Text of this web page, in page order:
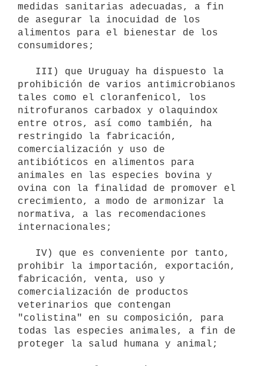
medidas sanitarias adecuadas, a fin
de asegurar la inocuidad de los
alimentos para el bienestar de los
consumidores;
prohibición de varios antimicrobianos
tales como el cloranfenicol, los
nitrofuranos carbadox y olaquindox
entre otros, así como también, ha
restringido la fabricación,
comercialización y uso de
antibióticos en alimentos para
animales en las especies bovina y
ovina con la finalidad de promover el
crecimiento, a modo de armonizar la
normativa, a las recomendaciones
internacionales;
prohibir la importación, exportación,
fabricación, venta, uso y
comercialización de productos
veterinarios que contengan
"colistina" en su composición, para
todas las especies animales, a fin de
proteger la salud humana y animal;